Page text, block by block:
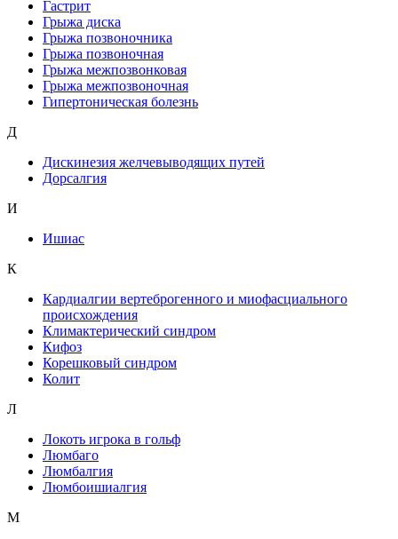
Гастрит
Грыжа диска
Грыжа позвоночника
Грыжа позвоночная
Грыжа межпозвонковая
Грыжа межпозвоночная
Гипертоническая болезнь
Д
Дискинезия желчевыводящих путей
Дорсалгия
И
Ишиас
К
Кардиалгии вертеброгенного и миофасциального
происхождения
Климактерический синдром
Кифоз
Корешковый синдром
Колит
Л
Локоть игрока в гольф
Люмбаго
Люмбалгия
Люмбоишиалгия
М